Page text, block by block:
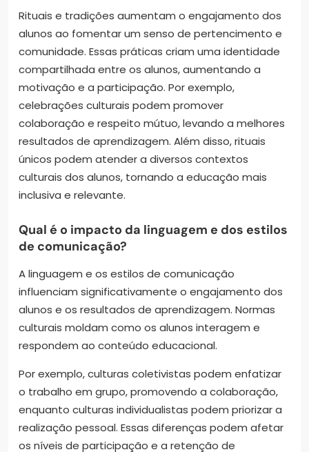
Rituais e tradições aumentam o engajamento dos
alunos ao fomentar um senso de pertencimento e
comunidade. Essas práticas criam uma identidade
compartilhada entre os alunos, aumentando a
motivação e a participação. Por exemplo,
celebrações culturais podem promover
colaboração e respeito mútuo, levando a melhores
resultados de aprendizagem. Além disso, rituais
únicos podem atender a diversos contextos
culturais dos alunos, tornando a educação mais
inclusiva e relevante.
Qual é o impacto da linguagem e dos estilos
de comunicação?
A linguagem e os estilos de comunicação
influenciam significativamente o engajamento dos
alunos e os resultados de aprendizagem. Normas
culturais moldam como os alunos interagem e
respondem ao conteúdo educacional.
Por exemplo, culturas coletivistas podem enfatizar
o trabalho em grupo, promovendo a colaboração,
enquanto culturas individualistas podem priorizar a
realização pessoal. Essas diferenças podem afetar
os níveis de participação e a retenção de